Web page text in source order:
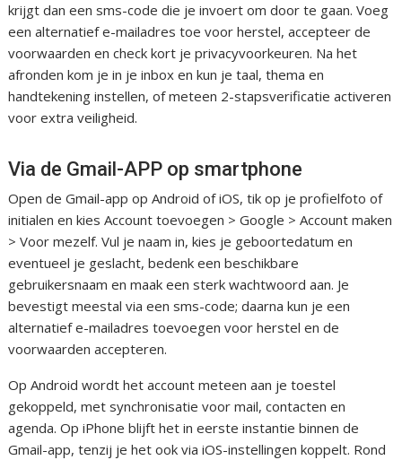
krijgt dan een sms-code die je invoert om door te gaan. Voeg
een alternatief e-mailadres toe voor herstel, accepteer de
voorwaarden en check kort je privacyvoorkeuren. Na het
afronden kom je in je inbox en kun je taal, thema en
handtekening instellen, of meteen 2-stapsverificatie activeren
voor extra veiligheid.
Via de Gmail-APP op smartphone
Open de Gmail-app op Android of iOS, tik op je profielfoto of
initialen en kies Account toevoegen > Google > Account maken
> Voor mezelf. Vul je naam in, kies je geboortedatum en
eventueel je geslacht, bedenk een beschikbare
gebruikersnaam en maak een sterk wachtwoord aan. Je
bevestigt meestal via een sms-code; daarna kun je een
alternatief e-mailadres toevoegen voor herstel en de
voorwaarden accepteren.
Op Android wordt het account meteen aan je toestel
gekoppeld, met synchronisatie voor mail, contacten en
agenda. Op iPhone blijft het in eerste instantie binnen de
Gmail-app, tenzij je het ook via iOS-instellingen koppelt. Rond